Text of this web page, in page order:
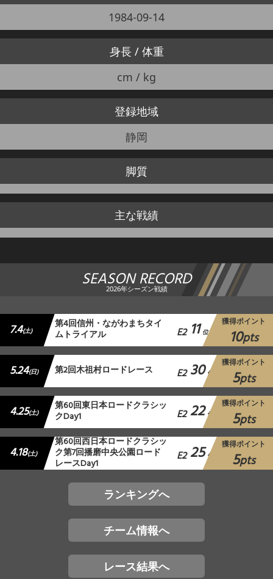
1984-09-14
身長 / 体重
cm / kg
登録地域
静岡
脚質
主な戦績
SEASON RECORD
2026年シーズン戦績
7.4(土) 第4回信州・ながわまちタイ
ムトライアル E2 11 位
獲得ポイント
10pts
5.24(日) 第2回木祖村ロードレース E2 30 位
獲得ポイント
5pts
4.25(土) 第60回東日本ロードクラシッ
クDay1 E2 22 位
獲得ポイント
5pts
4.18(土)
第60回西日本ロードクラシッ
ク第7回播磨中央公園ロード
レースDay1 E2 25 位
獲得ポイント
5pts
ランキングへ
チーム情報へ
レース結果へ